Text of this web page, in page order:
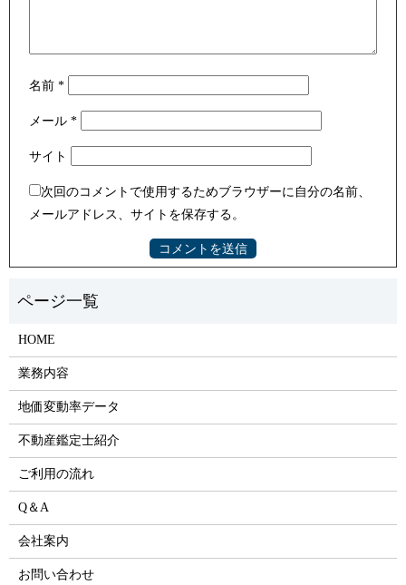
名前*
メール*
サイト
次回のコメントで使用するためブラウザーに自分の名前、
メールアドレス、サイトを保存する。
HOME
業務内容
地価変動率データ
不動産鑑定士紹介
ご利用の流れ
Q＆A
会社案内
お問い合わせ